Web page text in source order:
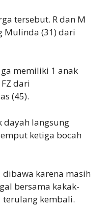
tersebut. R dan M
Mulinda (31) dari
memiliki 1 anak
dari
(45).
dayah langsung
ketiga bocah
dibawa karena masih
bersama kakak-
kembali.